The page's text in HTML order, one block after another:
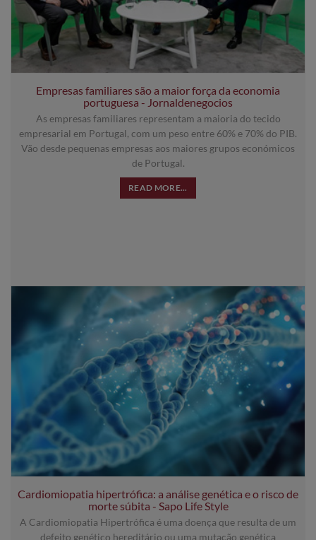
Empresas familiares são a maior força da economia
portuguesa - Jornaldenegocios
As empresas familiares representam a maioria do tecido
empresarial em Portugal, com um peso entre 60% e 70% do PIB.
Vão desde pequenas empresas aos maiores grupos económicos
de Portugal.
READ MORE...
Cardiomiopatia hipertrófica: a análise genética e o risco de
morte súbita - Sapo Life Style
A Cardiomiopatia Hipertrófica é uma doença que resulta de um
defeito genético hereditário ou uma mutação genética